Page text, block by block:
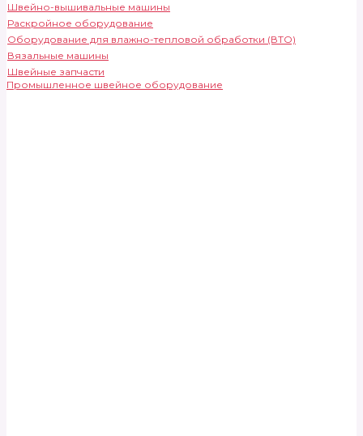
Швейно-вышивальные машины
Раскройное оборудование
Оборудование для влажно-тепловой обработки (ВТО)
Вязальные машины
Швейные запчасти
Промышленное швейное оборудование